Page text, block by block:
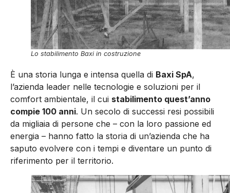
Lo stabilimento Baxi in costruzione
È una storia lunga e intensa quella di Baxi SpA,
l’azienda leader nelle tecnologie e soluzioni per il
comfort ambientale, il cui stabilimento quest’anno
compie 100 anni. Un secolo di successi resi possibili
da migliaia di persone che – con la loro passione ed
energia – hanno fatto la storia di un’azienda che ha
saputo evolvere con i tempi e diventare un punto di
riferimento per il territorio.